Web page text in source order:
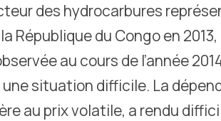
des hydrocarbures
République du Congo en
au cours de l’année
une situation difficile. La
au prix volatile, a rendu